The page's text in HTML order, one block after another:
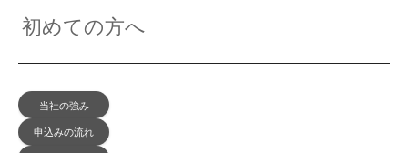
初めての方へ
当社の強み
申込みの流れ